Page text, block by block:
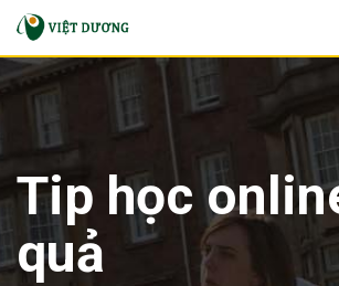
Skip
content
Tip học
quả